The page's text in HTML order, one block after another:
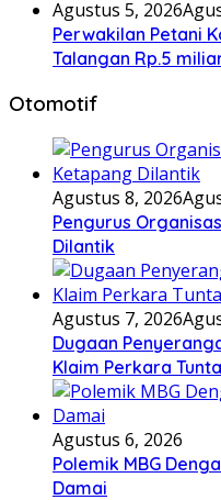
Agustus 5, 2026
Perwakilan Petani
Talangan Rp.5
Otomotif
Agustus 8, 2026
Pengurus
Dilantik
Agustus 7, 2026
Dugaan
Klaim Perkara
Agustus 6, 2026
Polemik MBG
Damai